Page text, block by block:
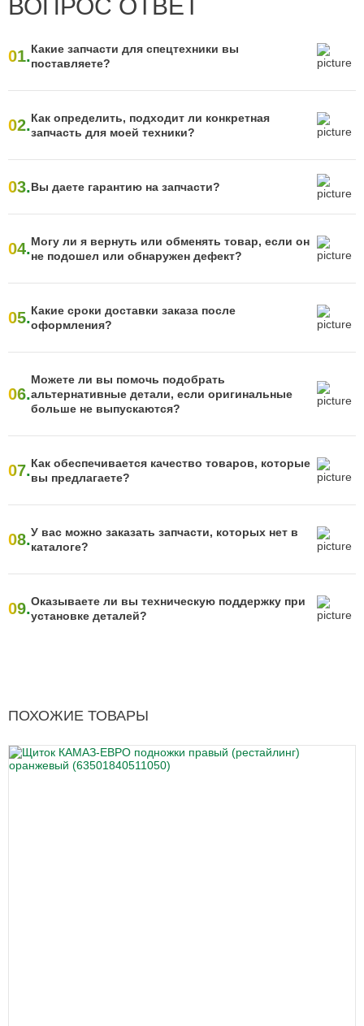
ВОПРОС ОТВЕТ
01.Какие запчасти для спецтехники вы
поставляете?
02.Как определить, подходит ли конкретная
запчасть для моей техники?
03.Вы даете гарантию на запчасти?
04.Могу ли я вернуть или обменять товар, если он
не подошел или обнаружен дефект?
05.Какие сроки доставки заказа после
оформления?
06.
Можете ли вы помочь подобрать
альтернативные детали, если оригинальные
больше не выпускаются?
07.Как обеспечивается качество товаров, которые
вы предлагаете?
08.У вас можно заказать запчасти, которых нет в
каталоге?
09.Оказываете ли вы техническую поддержку при
установке деталей?
ПОХОЖИЕ ТОВАРЫ